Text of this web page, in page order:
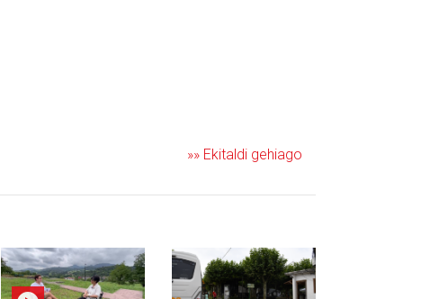
»» Ekitaldi gehiago